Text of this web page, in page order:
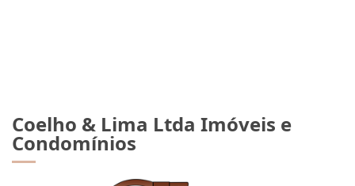
Coelho & Lima Ltda Imóveis e
Condomínios